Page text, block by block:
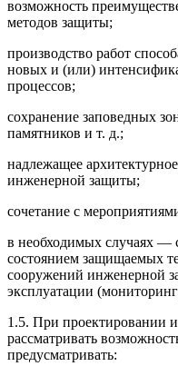
возможность
методов защиты;
производство работ
новых и (или)
процессов;
сохранение заповедных
памятников и т. д.;
надлежащее
инженерной защиты;
сочетание с
в необходимых случаях —
состоянием защищаемых
сооружений инженерной
эксплуатации
1.5. При проектировании
рассматривать
предусматривать: